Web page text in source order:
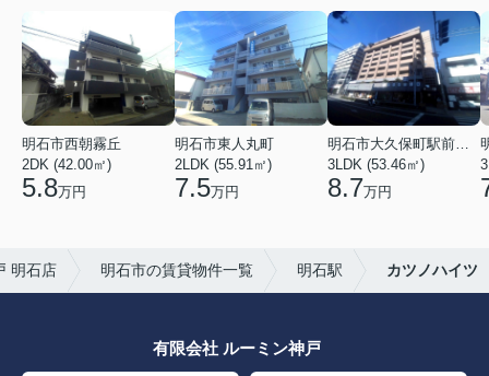
明石市西朝霧丘
2DK (42.00㎡)
5.8万円
明石市東人丸町
2LDK (55.91㎡)
7.5万円
明石市大久保町駅前２丁目
3LDK (53.46㎡)
8.7万円
明石店 明石市の賃貸物件一覧 明石駅 カツノハイツ
有限会社 ルーミン神戸